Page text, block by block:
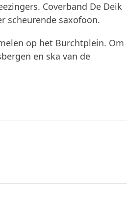
Coverband De Deik
scheurende saxofoon.
op het Burchtplein. Om
en ska van de